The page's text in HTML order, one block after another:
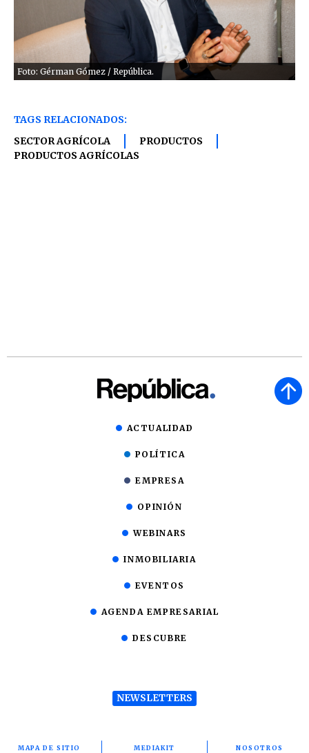
Foto: Gérman Gómez / República.
TAGS RELACIONADOS:
SECTOR AGRÍCOLA
PRODUCTOS
PRODUCTOS AGRÍCOLAS
ACTUALIDAD
POLÍTICA
EMPRESA
OPINIÓN
WEBINARS
INMOBILIARIA
EVENTOS
AGENDA EMPRESARIAL
DESCUBRE
NEWSLETTERS
MAPA DE SITIO MEDIAKIT NOSOTROS